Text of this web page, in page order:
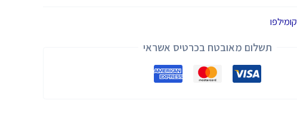
קומילפו
תשלום מאובטח בכרטיס אשראי